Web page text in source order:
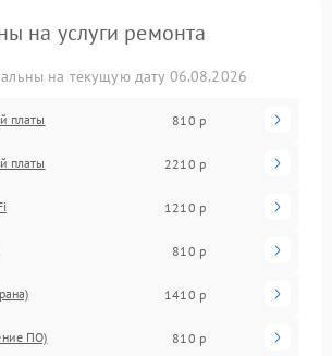
на услуги ремонта
на текущую дату 06.08.2026
платы 810 р
платы 2210 р
1210 р
810 р
1410 р
ПО) 810 р